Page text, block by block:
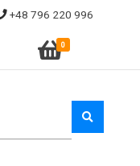
+48 796 220 996
0